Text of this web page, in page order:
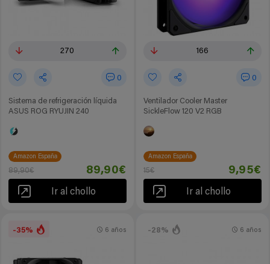
270
0
Sistema de refrigeración líquida
ASUS ROG RYUJIN 240
Amazon España
89,90€ 89,90€
Ir al chollo
166
0
Ventilador Cooler Master
SickleFlow 120 V2 RGB
Amazon España
15€ 9,95€
Ir al chollo
-35% 6 años -28% 6 años